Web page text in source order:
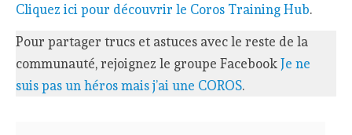
Cliquez ici pour découvrir le Coros Training Hub.
Pour partager trucs et astuces avec le reste de la
communauté, rejoignez le groupe FacebookJe ne
suis pas un héros mais j’ai une COROS.